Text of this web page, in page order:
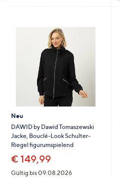
Neu
DAWID by Dawid Tomaszewski
Jacke, Bouclé-Look Schulter-
Riegel figurumspielend
€ 149,99
Gültig bis 09.08.2026